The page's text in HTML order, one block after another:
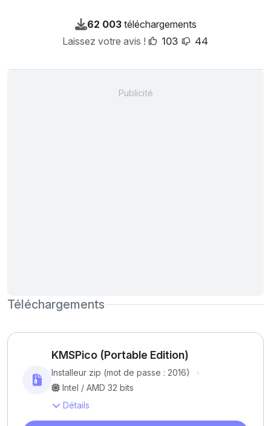
62 003téléchargements
Laissez votre avis !
103 44
Téléchargements
KMSPico (Portable Edition)
Installeur zip (mot de passe : 2016)
Intel / AMD 32 bits
Détails